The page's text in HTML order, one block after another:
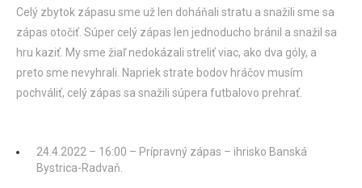
Celý zbytok zápasu sme už len doháňali stratu a snažili sme sa
zápas otočiť. Súper celý zápas len jednoducho bránil a snažil sa
hru kaziť. My sme žiaľ nedokázali streliť viac, ako dva góly, a
preto sme nevyhrali. Napriek strate bodov hráčov musím
pochváliť, celý zápas sa snažili súpera futbalovo prehrať.
24.4.2022 – 16:00 – Prípravný zápas – ihrisko Banská
Bystrica-Radvaň.